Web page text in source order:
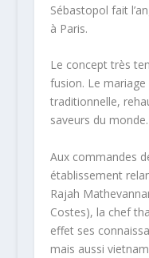
Sébastopol fait
à Paris.
Le concept très
fusion. Le
traditionnelle,
saveurs du monde.
Aux commandes
établissement
Rajah
Costes), la chef
effet ses
mais aussi